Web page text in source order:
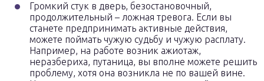
Громкий стук в дверь, безостановочный,
продолжительный – ложная тревога. Если вы
станете предпринимать активные действия,
можете поймать чужую судьбу и чужую расплату.
Например, на работе возник ажиотаж,
неразбериха, путаница, вы вполне можете решить
проблему, хотя она возникла не по вашей вине.